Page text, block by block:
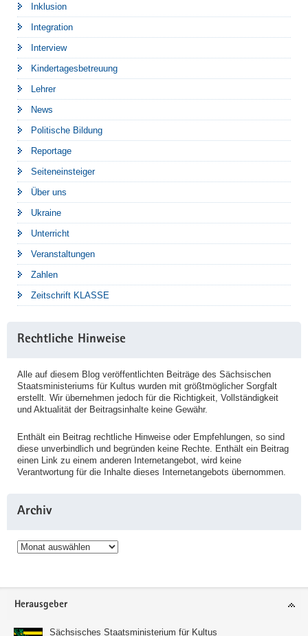
Inklusion
Integration
Interview
Kindertagesbetreuung
Lehrer
News
Politische Bildung
Reportage
Seiteneinsteiger
Über uns
Ukraine
Unterricht
Veranstaltungen
Zahlen
Zeitschrift KLASSE
Rechtliche Hinweise
Alle auf diesem Blog veröffentlichten Beiträge des Sächsischen
Staatsministeriums für Kultus wurden mit größtmöglicher Sorgfalt
erstellt. Wir übernehmen jedoch für die Richtigkeit, Vollständigkeit
und Aktualität der Beitragsinhalte keine Gewähr.
Enthält ein Beitrag rechtliche Hinweise oder Empfehlungen, so sind
diese unverbindlich und begründen keine Rechte. Enthält ein Beitrag
einen Link zu einem anderen Internetangebot, wird keine
Verantwortung für die Inhalte dieses Internetangebots übernommen.
Archiv
Archiv
Service
Herausgeber
Sächsisches Staatsministerium für Kultus